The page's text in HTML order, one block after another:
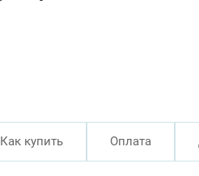
Как купить Оплата